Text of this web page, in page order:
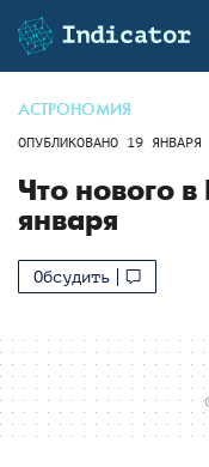
АСТРОНОМИЯ
ОПУБЛИКОВАНО 19
Что нового
января
Обсудить